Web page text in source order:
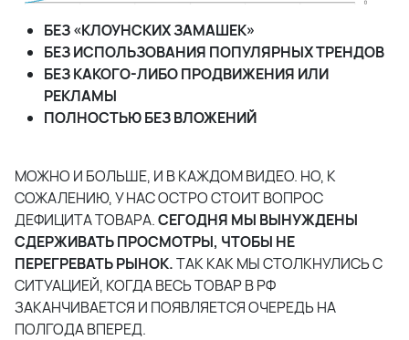
БЕЗ «КЛОУНСКИХ ЗАМАШЕК»
БЕЗ ИСПОЛЬЗОВАНИЯ ПОПУЛЯРНЫХ ТРЕНДОВ
БЕЗ КАКОГО-ЛИБО ПРОДВИЖЕНИЯ ИЛИ
РЕКЛАМЫ
ПОЛНОСТЬЮ БЕЗ ВЛОЖЕНИЙ
МОЖНО И БОЛЬШЕ, И В КАЖДОМ ВИДЕО. НО, К
СОЖАЛЕНИЮ, У НАС ОСТРО СТОИТ ВОПРОС
ДЕФИЦИТА ТОВАРА.СЕГОДНЯ МЫ ВЫНУЖДЕНЫ
СДЕРЖИВАТЬ ПРОСМОТРЫ, ЧТОБЫ НЕ
ПЕРЕГРЕВАТЬ РЫНОК.ТАК КАК МЫ СТОЛКНУЛИСЬ С
СИТУАЦИЕЙ, КОГДА ВЕСЬ ТОВАР В РФ
ЗАКАНЧИВАЕТСЯ И ПОЯВЛЯЕТСЯ ОЧЕРЕДЬ НА
ПОЛГОДА ВПЕРЕД.